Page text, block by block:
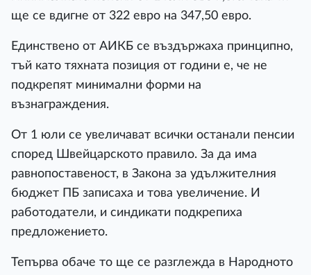
ще се вдигне от 322 евро на 347,50 евро.
Единствено от АИКБ се въздържаха принципно,
тъй като тяхната позиция от години е, че не
подкрепят минимални форми на
възнаграждения.
От 1 юли се увеличават всички останали пенсии
според Швейцарското правило. За да има
равнопоставеност, в Закона за удължителния
бюджет ПБ записаха и това увеличение. И
работодатели, и синдикати подкрепиха
предложението.
Тепърва обаче то ще се разглежда в Народното